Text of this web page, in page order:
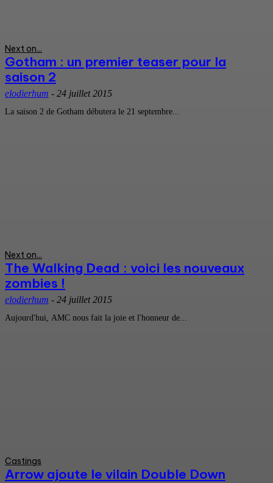
Next on...
Gotham : un premier teaser pour la
saison 2
elodierhum - 24 juillet 2015
La saison 2 de Gotham débutera le 21 septembre...
Next on...
The Walking Dead : voici les nouveaux
zombies !
elodierhum - 24 juillet 2015
Aujourd'hui, AMC nous fait la joie et l'honneur de...
Castings
Arrow ajoute le vilain Double Down